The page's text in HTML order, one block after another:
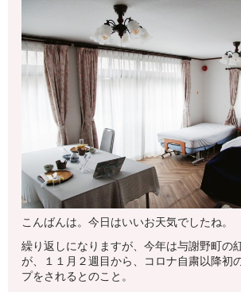
こんばんは。今日はいいお天気でしたね。
繰り返しになりますが、今年は与謝野町の
が、１１月２週目から、コロナ自粛以降初
プをされるとのこと。